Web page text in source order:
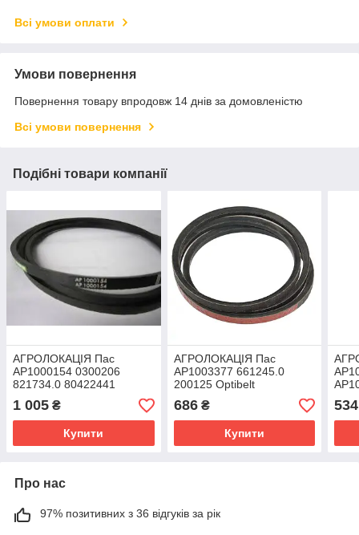
Всі умови оплати
Умови повернення
Повернення товару впродовж 14 днів за домовленістю
Всі умови повернення
Подібні товари компанії
АГРОЛОКАЦІЯ Пас
AP1000154 0300206
821734.0 80422441
340433185 Optibelt
(унікальний ID:
AP1000154)
1 005 ₴
Купити
АГРОЛОКАЦІЯ Пас
AP1003377 661245.0
200125 Optibelt
(унікальний ID:
AP1003377)
686₴
Купити
534
Про нас
97% позитивних з 36 відгуків за рік